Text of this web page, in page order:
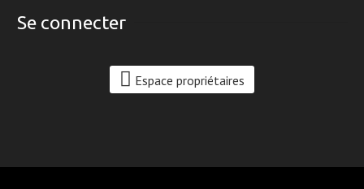
Se connecter
Espace propriétaires